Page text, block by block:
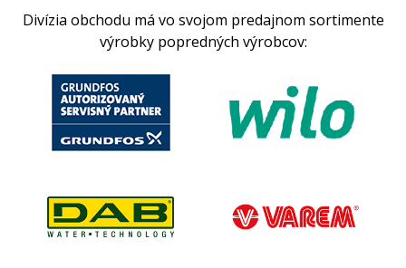
Divízia obchodu má vo svojom predajnom sortimente
výrobky popredných výrobcov: